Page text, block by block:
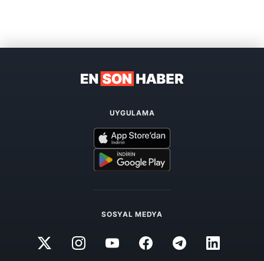
UYGULAMA
SOSYAL MEDYA